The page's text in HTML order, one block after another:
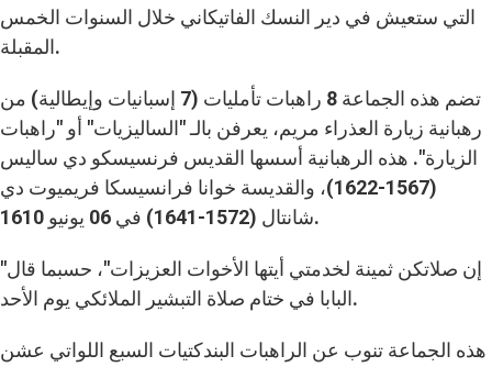
التي ستعيش في دير النسك الفاتيكاني خلال السنوات الخمس
المقبلة.
تضم هذه الجماعة 8 راهبات تأمليات (7 إسبانيات وإيطالية) من
رهبانية زيارة العذراء مريم، يعرفن بالـ "الساليزيات" أو "راهبات
الزيارة". هذه الرهبانية أسسها القديس فرنسيسكو دي ساليس
(1567-1622)، والقديسة خوانا فرانسيسكا فريميوت دي
شانتال (1572-1641) في 06 يونيو 1610.
"إن صلاتكن ثمينة لخدمتي أيتها الأخوات العزيزات"، حسبما قال
البابا في ختام صلاة التبشير الملائكي يوم الأحد.
هذه الجماعة تنوب عن الراهبات البندكتيات السبع اللواتي عشن